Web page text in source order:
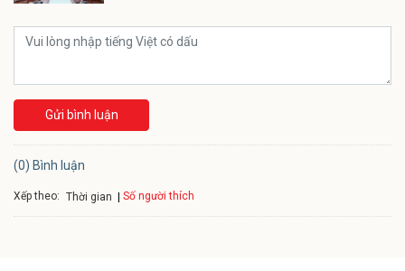
Gửi bình luận
(0) Bình luận
Xếp theo: Thời gian Số người thích